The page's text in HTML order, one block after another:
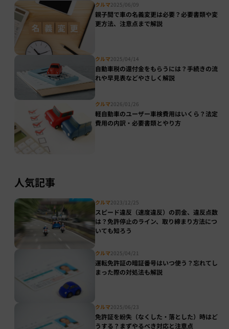
クルマ2025/06/09
親子間で車の名義変更は必要？必要書類や変
更方法、注意点まで解説
クルマ2025/04/14
自動車税の還付金をもらうには？手続きの流
れや早見表などやさしく解説
クルマ2026/01/26
軽自動車のユーザー車検費用はいくら？法定
費用の内訳・必要書類とやり方
人気記事
クルマ2023/12/25
スピード違反（速度違反）の罰金、違反点数
は？免許停止のライン、取り締まり方法につ
いても知ろう
クルマ2025/04/21
運転免許証の暗証番号はいつ使う？忘れてし
まった際の対処法も解説
クルマ2025/06/23
免許証を紛失（なくした・落とした）時はど
うする？まずやるべき対応と注意点